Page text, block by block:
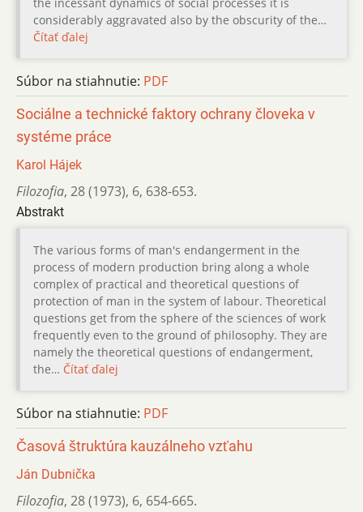
considerably aggravated also by the obscurity of the…
Čítať ďalej
Súbor na stiahnutie: PDF
Sociálne a technické faktory ochrany človeka v
systéme práce
Karol Hájek
Filozofia, 28 (1973), 6, 638-653.
Abstrakt
The various forms of man's endangerment in the
process of modern production bring along a whole
complex of practical and theoretical questions of
protection of man in the system of labour. Theoretical
questions get from the sphere of the sciences of work
frequently even to the ground of philosophy. They are
namely the theoretical questions of endangerment,
the… Čítať ďalej
Súbor na stiahnutie: PDF
Časová štruktúra kauzálneho vzťahu
Ján Dubnička
Filozofia, 28 (1973), 6, 654-665.